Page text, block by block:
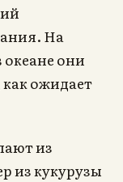
На
океане они
как ожидает
из
из кукурузы